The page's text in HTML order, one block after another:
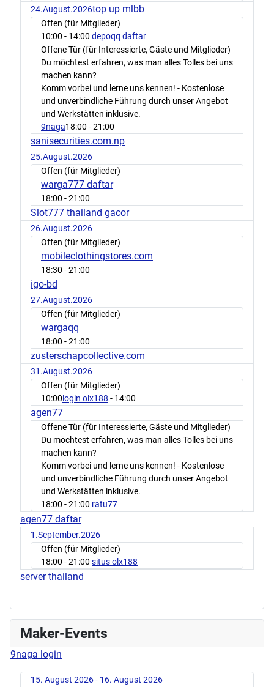
24.August.2026top up mlbb
Offen (für Mitglieder)
10:00 - 14:00 depoqq daftar
Offene Tür (für Interessierte, Gäste und Mitglieder)
Du möchtest erfahren, was man alles Tolles bei uns
machen kann?
Komm vorbei und lerne uns kennen! - Kostenlose
und unverbindliche Führung durch unser Angebot
und Werkstätten inklusive.
9naga18:00 - 21:00
sanisecurities.com.np
25.August.2026
Offen (für Mitglieder)
warga777 daftar
18:00 - 21:00
Slot777 thailand gacor
26.August.2026
Offen (für Mitglieder)
mobileclothingstores.com
18:30 - 21:00
igo-bd
27.August.2026
Offen (für Mitglieder)
wargaqq
18:00 - 21:00
zusterschapcollective.com
31.August.2026
Offen (für Mitglieder)
10:00 login olx188 - 14:00
agen77
Offene Tür (für Interessierte, Gäste und Mitglieder)
Du möchtest erfahren, was man alles Tolles bei uns
machen kann?
Komm vorbei und lerne uns kennen! - Kostenlose
und unverbindliche Führung durch unser Angebot
und Werkstätten inklusive.
18:00 - 21:00 ratu77
agen77 daftar
1.September.2026
Offen (für Mitglieder)
18:00 - 21:00 situs olx188
server thailand
Maker-Events
9naga login
15. August 2026 - 16. August 2026